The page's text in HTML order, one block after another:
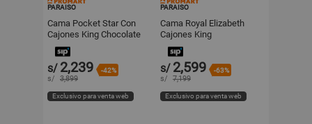
PARAISO
Cama Pocket Star Con
Cajones King Chocolate
Paraiso
s/ 2,239 -42%
s/ 3,899
Exclusivo para venta web
PARAISO
Cama Royal Elizabeth
Cajones King
Champagne Paraiso
s/ 2,599 -63%
s/ 7,199
Exclusivo para venta web